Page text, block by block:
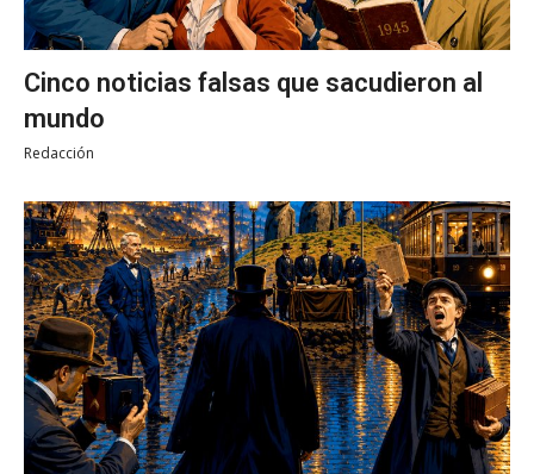
Cinco noticias falsas que sacudieron al
mundo
Redacción